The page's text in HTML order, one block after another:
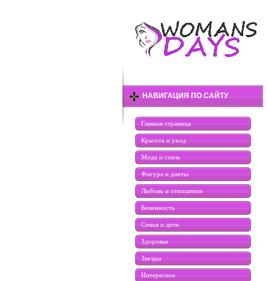
НАВИГАЦИЯ ПО САЙТУ
Главная страница
Красота и уход
Мода и стиль
Фигура и диеты
Любовь и отношения
Беменность
Семья и дети
Здоровье
Звезды
Интересное